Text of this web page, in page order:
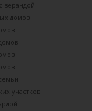
верандой
домов
участков